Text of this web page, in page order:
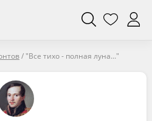
/ "Все тихо - полная луна..."